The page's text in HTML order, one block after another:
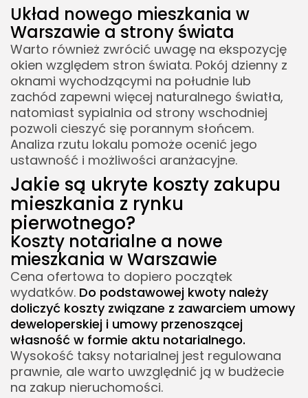
Układ nowego mieszkania w
Warszawie a strony świata
Warto również zwrócić uwagę na ekspozycję
okien względem stron świata. Pokój dzienny z
oknami wychodzącymi na południe lub
zachód zapewni więcej naturalnego światła,
natomiast sypialnia od strony wschodniej
pozwoli cieszyć się porannym słońcem.
Analiza rzutu lokalu pomoże ocenić jego
ustawność i możliwości aranżacyjne.
Jakie są ukryte koszty zakupu
mieszkania z rynku
pierwotnego?
Koszty notarialne a nowe
mieszkania w Warszawie
Cena ofertowa to dopiero początek
wydatków. Do podstawowej kwoty należy
doliczyć koszty związane z zawarciem umowy
deweloperskiej i umowy przenoszącej
własność w formie aktu notarialnego.
Wysokość taksy notarialnej jest regulowana
prawnie, ale warto uwzględnić ją w budżecie
na zakup nieruchomości.